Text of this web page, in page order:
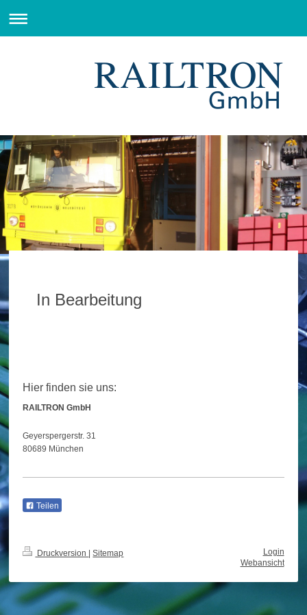
In Bearbeitung
Hier finden sie uns:
RAILTRON GmbH
Geyerspergerstr. 31
80689 München
Teilen
Druckversion Sitemap
Login
Webansicht